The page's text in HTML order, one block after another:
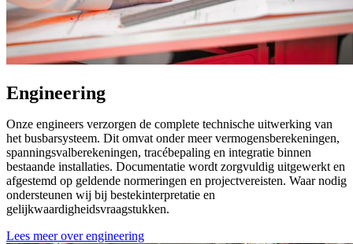
Engineering
Onze engineers verzorgen de complete technische uitwerking van
het busbarsysteem. Dit omvat onder meer vermogensberekeningen,
spanningsvalberekeningen, tracébepaling en integratie binnen
bestaande installaties. Documentatie wordt zorgvuldig uitgewerkt en
afgestemd op geldende normeringen en projectvereisten. Waar nodig
ondersteunen wij bij bestekinterpretatie en
gelijkwaardigheidsvraagstukken.
Lees meer over engineering